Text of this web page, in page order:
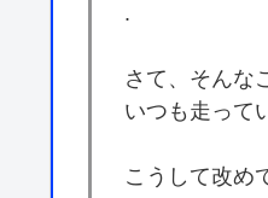
.
さて、そんな
いつも走って
こうして改め